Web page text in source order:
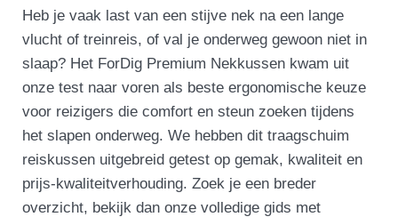
Heb je vaak last van een stijve nek na een lange
vlucht of treinreis, of val je onderweg gewoon niet in
slaap? Het ForDig Premium Nekkussen kwam uit
onze test naar voren als beste ergonomische keuze
voor reizigers die comfort en steun zoeken tijdens
het slapen onderweg. We hebben dit traagschuim
reiskussen uitgebreid getest op gemak, kwaliteit en
prijs-kwaliteitverhouding. Zoek je een breder
overzicht, bekijk dan onze volledige gids met